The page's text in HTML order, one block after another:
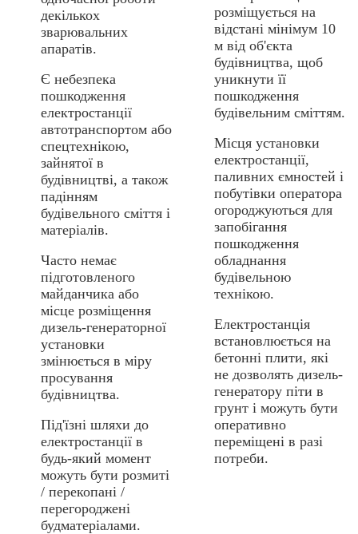
декількох
зварювальних
апаратів.
Є небезпека
пошкодження
електростанції
автотранспортом або
спецтехнікою,
зайнятої в
будівництві, а також
падінням
будівельного сміття і
матеріалів.
Часто немає
підготовленого
майданчика або
місце розміщення
дизель-генераторної
установки
змінюється в міру
просування
будівництва.
Під'їзні шляхи до
електростанції в
будь-який момент
можуть бути розмиті
/ перекопані /
перегороджені
будматеріалами.
розміщується на
відстані мінімум 10
м від об'єкта
будівництва, щоб
уникнути її
пошкодження
будівельним сміттям.
Місця установки
електростанції,
паливних ємностей і
побутівки оператора
огороджуються для
запобігання
пошкодження
обладнання
будівельною
технікою.
Електростанція
встановлюється на
бетонні плити, які
не дозволять дизель-
генератору піти в
грунт і можуть бути
оперативно
переміщені в разі
потреби.